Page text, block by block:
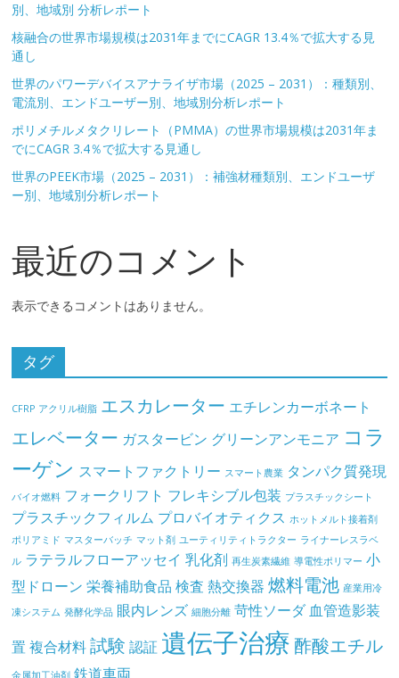
別、地域別 分析レポート
核融合の世界市場規模は2031年までにCAGR 13.4％で拡大する見
通し
世界のパワーデバイスアナライザ市場（2025 – 2031）：種類別、
電流別、エンドユーザー別、地域別分析レポート
ポリメチルメタクリレート（PMMA）の世界市場規模は2031年ま
でにCAGR 3.4％で拡大する見通し
世界のPEEK市場（2025 – 2031）：補強材種類別、エンドユーザ
ー別、地域別分析レポート
最近のコメント
表示できるコメントはありません。
タグ
CFRP アクリル樹脂 エスカレーター エチレンカーボネート
エレベーター ガスタービン グリーンアンモニア コラ
ーゲン スマートファクトリー スマート農業 タンパク質発現
バイオ燃料 フォークリフト フレキシブル包装 プラスチックシート
プラスチックフィルム プロバイオティクス ホットメルト接着剤
ポリアミド マスターバッチ マット剤 ユーティリティトラクター ライナーレスラベ
ル ラテラルフローアッセイ 乳化剤 再生炭素繊維 導電性ポリマー 小
型ドローン 栄養補助食品 検査 熱交換器 燃料電池 産業用冷
凍システム 発酵化学品 眼内レンズ 細胞分離 苛性ソーダ 血管造影装
置 複合材料 試験 認証 遺伝子治療 酢酸エチル
金属加工油剤 鉄道車両